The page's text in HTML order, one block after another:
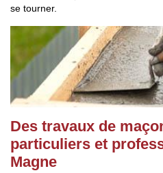
se tourner.
Des travaux de
particuliers et
Magne